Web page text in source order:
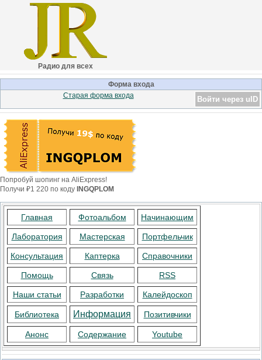
Радио для всех
Форма входа
Войти через uID
Старая форма входа
Попробуй шопинг на AliExpress!
Получи ₽1 220 по коду INGQPLOM
Главная Фотоальбом Начинающим
Лаборатория Мастерская Портфельчик
Консультация Каптерка Справочники
Помощь Связь RSS
Наши статьи Разработки Калейдоскоп
Библиотека Информация Позитивчики
Анонс Содержание Youtube